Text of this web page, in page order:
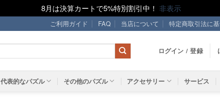
8月は決算カートで5%特別割引中！ 非表示
ご利用ガイド FAQ 当店について 特定商取引法に
ログイン / 登録
代表的なパズル その他のパズル アクセサリー サービス